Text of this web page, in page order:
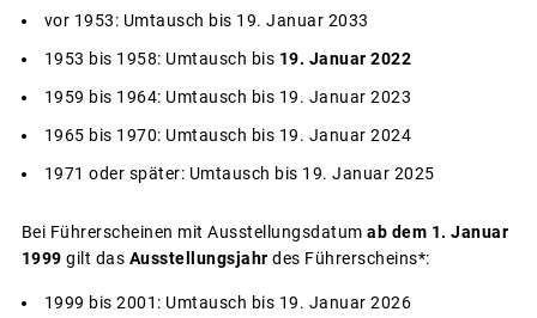
vor 1953: Umtausch bis 19. Januar 2033
1953 bis 1958: Umtausch bis 19. Januar 2022
1959 bis 1964: Umtausch bis 19. Januar 2023
1965 bis 1970: Umtausch bis 19. Januar 2024
1971 oder später: Umtausch bis 19. Januar 2025
Bei Führerscheinen mit Ausstellungsdatum ab dem 1. Januar
1999 gilt das Ausstellungsjahr des Führerscheins*:
1999 bis 2001: Umtausch bis 19. Januar 2026